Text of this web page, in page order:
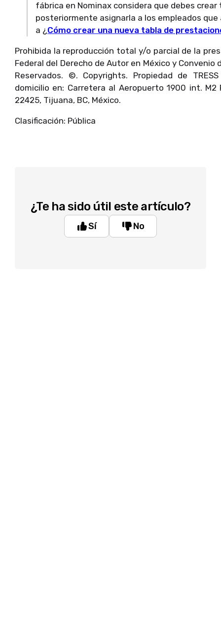
fábrica en Nominax considera que debes
posteriormente asignarla a los empleados
a ¿Cómo crear una nueva tabla de
Prohibida la reproducción total y/o parcial de la
Federal del Derecho de Autor en México y
Reservados. ©. Copyrights. Propiedad de TRESS
domicilio en: Carretera al Aeropuerto 1900 int. M2
22425, Tijuana, BC, México.
Clasificación: Pública
¿Te ha sido útil este artículo?
Sí No